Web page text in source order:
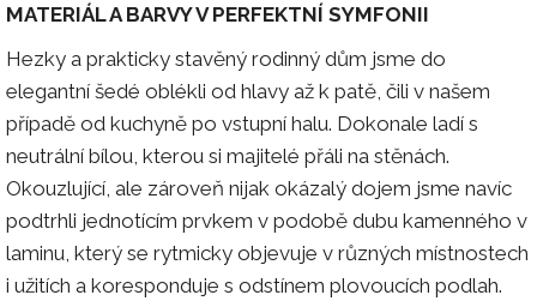
MATERIÁL A BARVY V PERFEKTNÍ SYMFONII
Hezky a prakticky stavěný rodinný dům jsme do
elegantní šedé oblékli od hlavy až k patě, čili v našem
případě od kuchyně po vstupní halu. Dokonale ladí s
neutrální bílou, kterou si majitelé přáli na stěnách.
Okouzlující, ale zároveň nijak okázalý dojem jsme navíc
podtrhli jednotícím prvkem v podobě dubu kamenného v
laminu, který se rytmicky objevuje v různých místnostech
i užitích a koresponduje s odstínem plovoucích podlah.